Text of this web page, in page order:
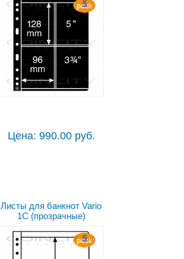
Цена: 990.00 руб.
Листы для банкнот Vario
1C (прозрачные)